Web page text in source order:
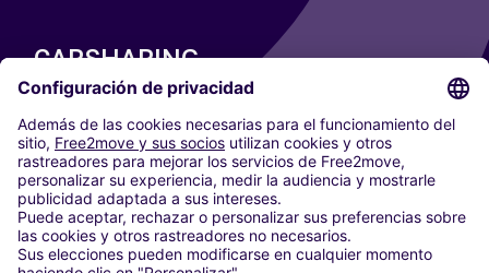
CARSHARING
NUESTRAS CIUDADES
Paris
Madrid
Washington DC
Milán
Roma
Turín
Viena
Berlín